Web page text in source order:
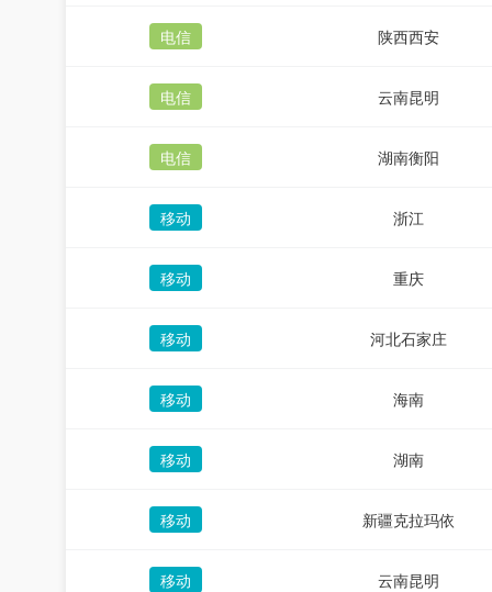
电信 陕西西安
电信 云南昆明
电信 湖南衡阳
移动 浙江
移动 重庆
移动 河北石家庄
移动 海南
移动 湖南
移动 新疆克拉玛依
移动 云南昆明